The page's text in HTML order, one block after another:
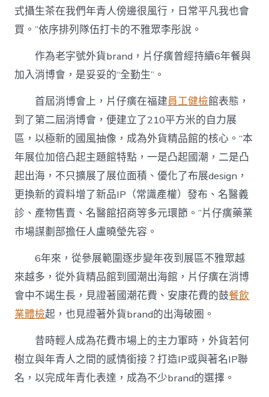
式攝生茶在我們年青人傍邊很風行，日常平凡我也會
買。”依序排列隊伍打卡的不雅眾李彤說。
作為老字號外貨brand，片仔癀曾經持續6年餐與
加入消博會，是妥妥的“全勤生”。
首屆消博會上，片仔癀在福建員工健檢館表態，
到了第二屆消博會，便建立了210平方米的自力展
區，以極新的國風抽像，成為外貨精品館的核心。“本
年展位加倍凸起主題館特點，一是凸起國潮，二是凸
起出海，不只擴展了展位面積、優化了布展design，
更換新的資料增了新品IP（常識產權）發布、名醫義
診、產物售賣、名醫館招商等多元環節。”片仔癀藥業
市場謀劃部擔任人盧曉瑩先容。
6年來，從參展範圍逐步變年夜到展區不雅眾越
來越多，從外貨精品館到國潮出海館，片仔癀在消博
會中不竭生長，見證著國潮花費、安康花費的鼓餐飲
業體檢起，也見證著外貨brand的出海破圈。
昔時輕人成為花費市場上的主力軍時，外貨若何
樹立與年青人之間的感情銜接？打造IP或與著名IP聯
名，以完成年青化表達，成為不少brand的選擇。